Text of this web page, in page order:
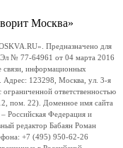
Москва»
Предназначено для
Эл № 77-64961 от 04 марта 2016
связи, информационных
Адрес: 123298, Москва, ул. 3-я
ответственностью
пом. 22). Доменное имя сайта
Российская Федерация и
редактор Бабаян Роман
+7 (495) 950-62-26